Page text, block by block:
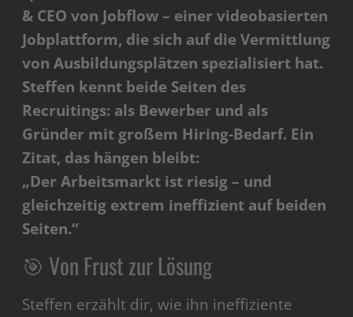
& CEO von Jobflow – einer videobasierten
Jobplattform, die sich auf die Vermittlung
von Ausbildungsplätzen spezialisiert hat.
Steffen kennt beide Seiten des
Recruitings: als Bewerber und als
Gründer mit großem Hiring-Bedarf. Ein
Zitat, das hängen bleibt:
„Der Arbeitsmarkt ist riesig – und
gleichzeitig extrem ineffizient auf beiden
Seiten.“
🎯 Von Frust zur Lösung
Steffen erzählt dir, wie ihn ineffiziente